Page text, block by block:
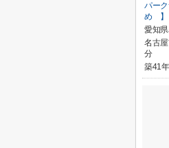
パー
め 】
愛知
名古
分
築41年